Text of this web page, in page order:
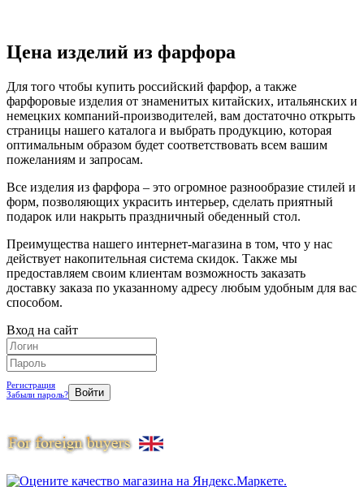
Цена изделий из фарфора
Для того чтобы купить российский фарфор, а также
фарфоровые изделия от знаменитых китайских, итальянских и
немецких компаний-производителей, вам достаточно открыть
страницы нашего каталога и выбрать продукцию, которая
оптимальным образом будет соответствовать всем вашим
пожеланиям и запросам.
Все изделия из фарфора – это огромное разнообразие стилей и
форм, позволяющих украсить интерьер, сделать приятный
подарок или накрыть праздничный обеденный стол.
Преимущества нашего интернет-магазина в том, что у нас
действует накопительная система скидок. Также мы
предоставляем своим клиентам возможность заказать
доставку заказа по указанному адресу любым удобным для вас
способом.
Вход на сайт
Регистрация
Забыли пароль?